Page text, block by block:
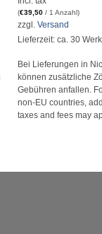
(€39,50/ 1 Anzahl)
zzgl. Versand
Lieferzeit: ca. 30
Bei Lieferungen in
können zusätzliche
Gebühren anfallen.
non-EU countries,
taxes and fees may